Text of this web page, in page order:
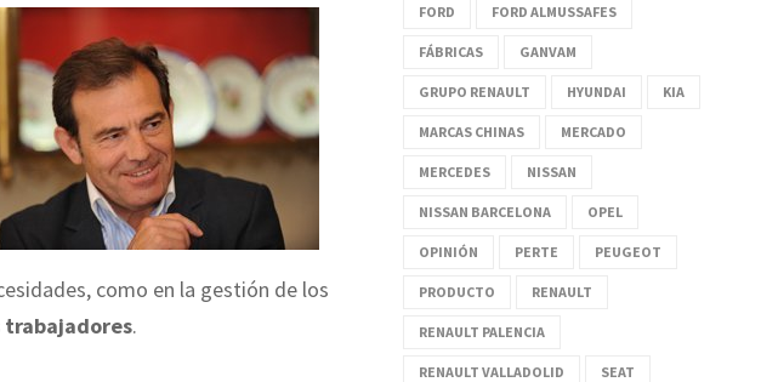
como en la gestión de los
.
FORD FORD ALMUSSAFES
FÁBRICAS GANVAM
GRUPO RENAULT HYUNDAI KIA
MARCAS CHINAS MERCADO
MERCEDES NISSAN
NISSAN BARCELONA OPEL
OPINIÓN PERTE PEUGEOT
PRODUCTO RENAULT
RENAULT PALENCIA
RENAULT VALLADOLID SEAT